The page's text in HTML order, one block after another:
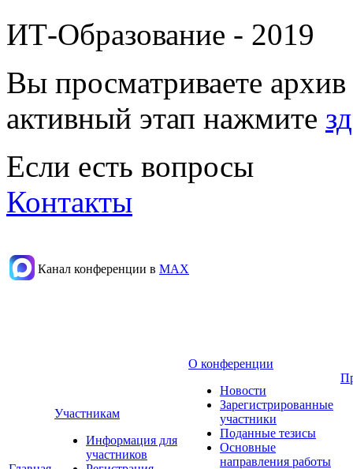
ИТ-Образование - 2019
Вы просматриваете
активный этап нажмите
Если есть вопросы
Контакты
Канал конференции в МАХ
Участникам
Информация для
участников
О конференции
Новости
Зарегистрированные
участники
Поданные тезисы
Основные
направления работы